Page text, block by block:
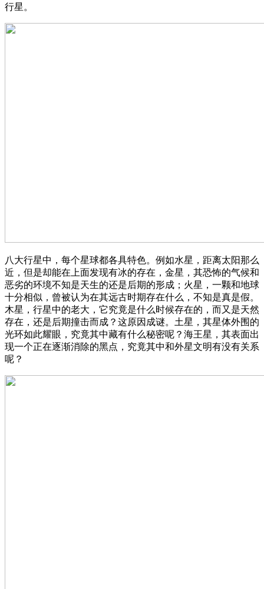
行星。
八大行星中，每个星球都各具特色。例如水星，距离太阳那么
近，但是却能在上面发现有冰的存在，金星，其恐怖的气候和
恶劣的环境不知是天生的还是后期的形成；火星，一颗和地球
十分相似，曾被认为在其远古时期存在什么，不知是真是假。
木星，行星中的老大，它究竟是什么时候存在的，而又是天然
存在，还是后期撞击而成？这原因成谜。土星，其星体外围的
光环如此耀眼，究竟其中藏有什么秘密呢？海王星，其表面出
现一个正在逐渐消除的黑点，究竟其中和外星文明有没有关系
呢？